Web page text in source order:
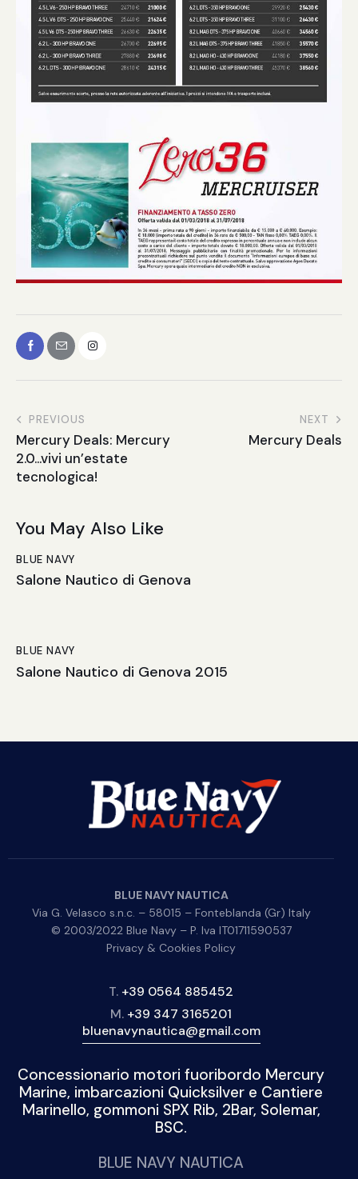
PREVIOUS
Mercury Deals: Mercury
2.0…vivi un’estate
tecnologica!
NEXT
Mercury Deals
You May Also Like
BLUE NAVY
Salone Nautico di Genova
BLUE NAVY
Salone Nautico di Genova 2015
BLUE NAVY NAUTICA
Via G. Velasco s.n.c. – 58015 – Fonteblanda (Gr) Italy
© 2003/2022 Blue Navy – P. Iva IT01711590537
Privacy & Cookies Policy
T. +39 0564 885452
M. +39 347 3165201
bluenavynautica@gmail.com
Concessionario motori fuoribordo Mercury
Marine, imbarcazioni Quicksilver e Cantiere
Marinello, gommoni SPX Rib, 2Bar, Solemar,
BSC.
BLUE NAVY NAUTICA